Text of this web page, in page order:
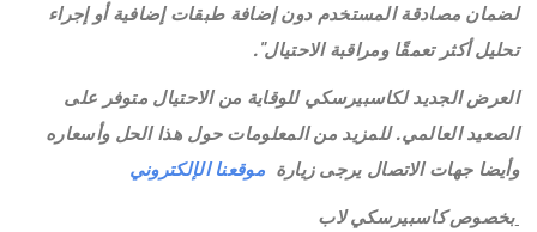
لضمان مصادقة المستخدم دون إضافة طبقات إضافية أو إجراء
تحليل أكثر تعمقًا ومراقبة الاحتيال".
العرض الجديد لكاسبيرسكي للوقاية من الاحتيال متوفر على
الصعيد العالمي. للمزيد من المعلومات حول هذا الحل وأسعاره
وأيضا جهات الاتصال يرجى زيارة موقعنا الإلكتروني
بخصوص كاسبيرسكي لاب